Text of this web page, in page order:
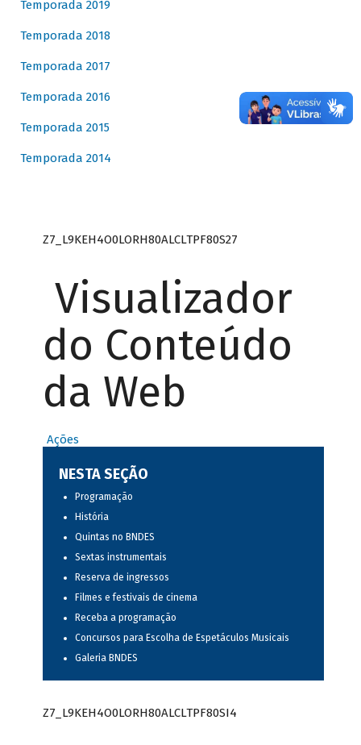
Temporada 2019
Temporada 2018
Temporada 2017
Temporada 2016
Temporada 2015
Temporada 2014
Z7_L9KEH4O0LORH80ALCLTPF80S27
Visualizador
do Conteúdo
da Web
Ações
NESTA SEÇÃO
Programação
História
Quintas no BNDES
Sextas instrumentais
Reserva de ingressos
Filmes e festivais de cinema
Receba a programação
Concursos para Escolha de Espetáculos Musicais
Galeria BNDES
Z7_L9KEH4O0LORH80ALCLTPF80SI4